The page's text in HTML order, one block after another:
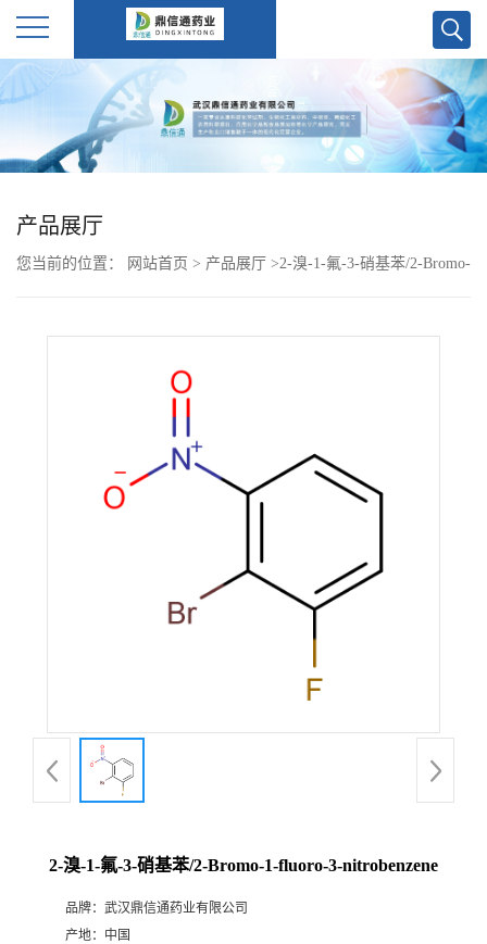
公
产
产品展厅
您当前的位置： 网站首页 > 产品展厅 >2-溴-1-氟-3-硝基苯/2-Bromo-
2-溴-1-氟-3-硝基苯/2-Bromo-1-fluoro-3-nitrobenzene
品牌： 武汉鼎信通药业有限公司
产地： 中国